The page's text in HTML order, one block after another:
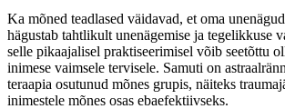
Ka mõned teadlased väidavad, et oma
hägustab tahtlikult unenägemise ja tegelikkuse
selle pikaajalisel praktiseerimisel võib seetõttu
inimese vaimsele tervisele. Samuti on
teraapia osutunud mõnes grupis, näiteks
inimestele mõnes osas ebaefektiivseks.